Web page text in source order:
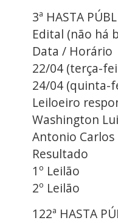
3ª HASTA
Edital (não há
Data / Horário
22/04 (terça-
24/04 (quinta-
Leiloeiro
Washington
Antonio Carlos
Resultado
1º Leilão
2º Leilão
122ª HASTA